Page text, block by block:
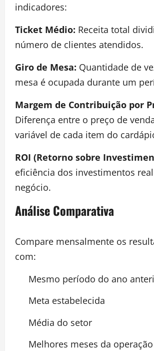
indicadores:
Ticket Médio: Receita total
número de clientes atendidos.
Giro de Mesa: Quantidade de
mesa é ocupada durante um
Margem de Contribuição por
Diferença entre o preço de
variável de cada item do
ROI (Retorno sobre
eficiência dos investimentos
negócio.
Análise Comparativa
Compare mensalmente os
com:
Mesmo período do ano
Meta estabelecida
Média do setor
Melhores meses da operação